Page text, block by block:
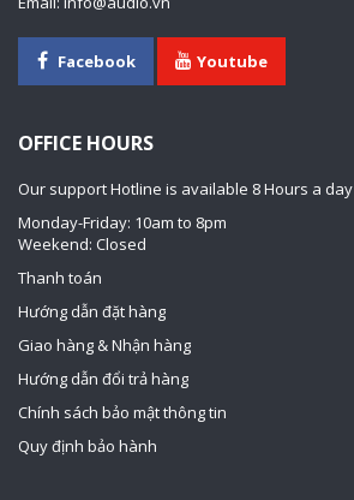
Facebook Youtube
OFFICE HOURS
Our support Hotline is available 8 Hours a day
Monday-Friday: 10am to 8pm
Weekend: Closed
Thanh toán
Hướng dẫn đặt hàng
Giao hàng & Nhận hàng
Hướng dẫn đổi trả hàng
Chính sách bảo mật thông tin
Quy định bảo hành